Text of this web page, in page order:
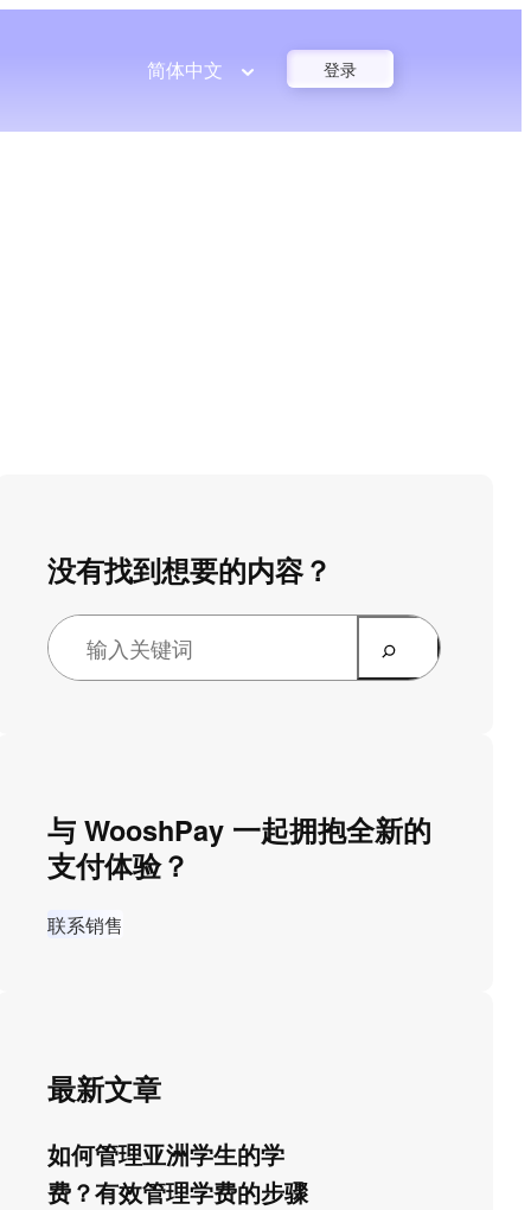
简体中文 登录
没有找到想要的内容？
与 WooshPay 一起拥抱全新的
支付体验？
联系销售
最新文章
如何管理亚洲学生的学
费？有效管理学费的步骤